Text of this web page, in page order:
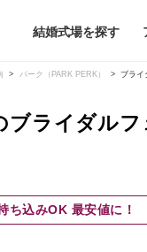
結婚式場を探す
レス
ドレス
ブーケ
パーク（PARK PERK） ブライ
ブライダルフ
ち込みOK 最安値に！